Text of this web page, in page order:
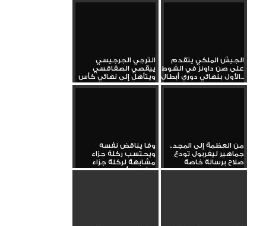
الجيش الملكي يتقدم
على صن داونز في الشوط
الأول بنهائي دوري أبطال...
الترجي الجرجيسي
ييقصي الصفاقسي
ويتأهل إلى نهائي كأس
تونس
من العظمة إلى المجد..
جماهير ليفربول تودع
صلاح برسالة خاصة
وفا يناقض نفسه
ويحتسب ركلة جزاء
مشابهة لركلة جزاء
الأهلي أمام...